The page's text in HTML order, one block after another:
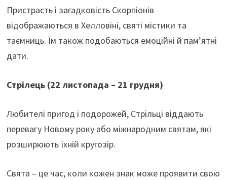
Пристрасть і загадковість Скорпіонів
відображаються в Хелловіні, святі містики та
таємниць. Їм також подобаються емоційні й пам’ятні
дати.
Стрілець (22 листопада – 21 грудня)
Любителі пригод і подорожей, Стрільці віддають
перевагу Новому року або міжнародним святам, які
розширюють їхній кругозір.
Свята – це час, коли кожен знак може проявити свою